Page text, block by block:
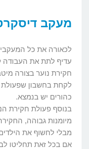
מעקב
לכאורה את כל
עדיף לתת את העבודה
חקירת נוער בצורה
לקחת בחשבון
כהורים יש בנמצא.
בנוסף פעולת חקירת
מיומנות גבוהה,
מבלי לחשוף את
אם בכל זאת תחליטו